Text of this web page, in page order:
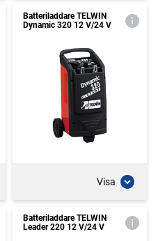
Batteriladdare TELWIN
Dynamic 320 12 V/24 V
Visa
Batteriladdare TELWIN
Leader 220 12 V/24 V